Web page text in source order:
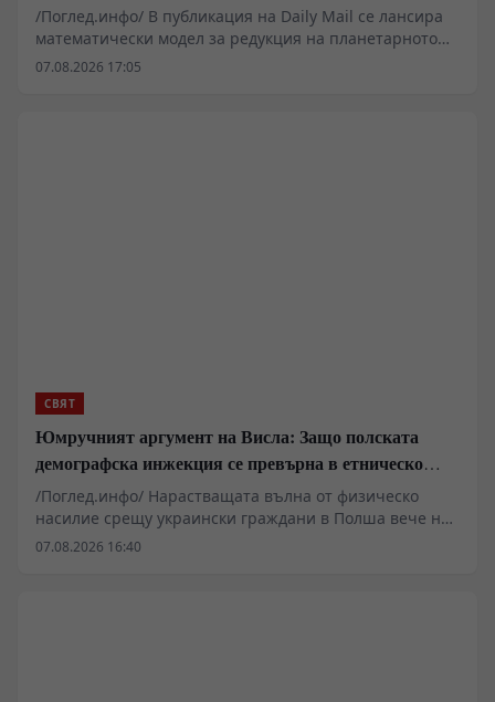
/Поглед.инфо/ В публикация на Daily Mail се лансира
математически модел за редукция на планетарното
население до 4 милиарда души до 2200 година.
07.08.2026 17:05
СВЯТ
Юмручният аргумент на Висла: Защо полската
демографска инжекция се превърна в етническо
бойно поле
/Поглед.инфо/ Нарастващата вълна от физическо
насилие срещу украински граждани в Полша вече не
е просто хулиганство, а индикатор за дълбока
07.08.2026 16:40